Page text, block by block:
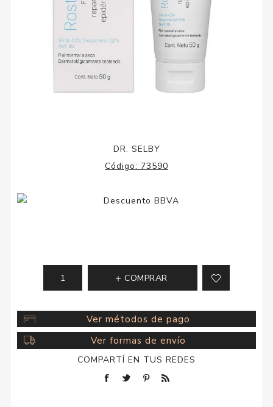
DR. SELBY
Código: 73590
COMPRAR
Ver métodos de pago
Ver formas de envío
COMPARTÍ EN TUS REDES